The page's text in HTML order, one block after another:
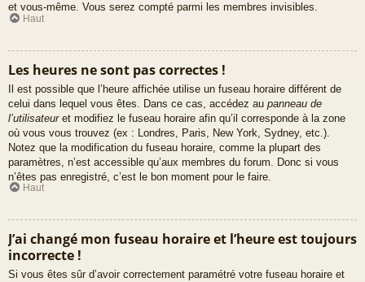
et vous-même. Vous serez compté parmi les membres invisibles.
Haut
Les heures ne sont pas correctes !
Il est possible que l’heure affichée utilise un fuseau horaire différent de
celui dans lequel vous êtes. Dans ce cas, accédez au panneau de
l’utilisateuret modifiez le fuseau horaire afin qu’il corresponde à la zone
où vous vous trouvez (ex : Londres, Paris, New York, Sydney, etc.).
Notez que la modification du fuseau horaire, comme la plupart des
paramètres, n’est accessible qu’aux membres du forum. Donc si vous
n’êtes pas enregistré, c’est le bon moment pour le faire.
Haut
J’ai changé mon fuseau horaire et l’heure est toujours
incorrecte !
Si vous êtes sûr d’avoir correctement paramétré votre fuseau horaire et